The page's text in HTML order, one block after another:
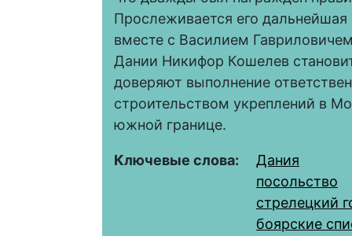
Прослеживается его
вместе с Василием
Дании Никифор Кошелев
доверяют выполнение
строительством укреплений в
южной границе.
Ключевые слова:
Дания
посольство
стрелецкий
боярские